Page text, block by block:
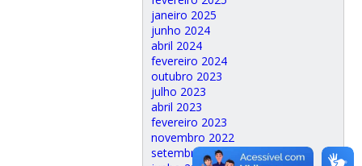
janeiro 2025
junho 2024
abril 2024
fevereiro 2024
outubro 2023
julho 2023
abril 2023
fevereiro 2023
novembro 2022
setembro 2021